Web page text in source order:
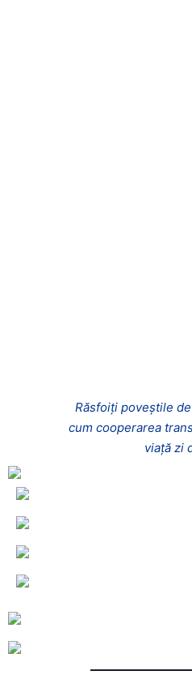
Răsfoiți poveștile
cum cooperarea
viață zi